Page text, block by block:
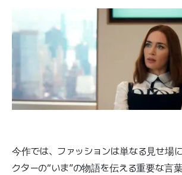
今作では、ファッションは単なる見せ場
クターの“いま”の物語を伝える重要な言